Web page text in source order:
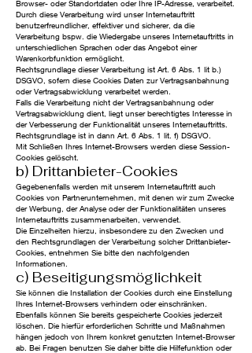
Browser- oder Standortdaten oder Ihre IP-Adresse, verarbeitet.
Durch diese Verarbeitung wird unser Internetauftritt
benutzerfreundlicher, effektiver und sicherer, da die
Verarbeitung bspw. die Wiedergabe unseres Internetauftritts in
unterschiedlichen Sprachen oder das Angebot einer
Warenkorbfunktion ermöglicht.
Rechtsgrundlage dieser Verarbeitung ist Art. 6 Abs. 1 lit b.)
DSGVO, sofern diese Cookies Daten zur Vertragsanbahnung
oder Vertragsabwicklung verarbeitet werden.
Falls die Verarbeitung nicht der Vertragsanbahnung oder
Vertragsabwicklung dient, liegt unser berechtigtes Interesse in
der Verbesserung der Funktionalität unseres Internetauftritts.
Rechtsgrundlage ist in dann Art. 6 Abs. 1 lit. f) DSGVO.
Mit Schließen Ihres Internet-Browsers werden diese Session-
Cookies gelöscht.
b) Drittanbieter-Cookies
Gegebenenfalls werden mit unserem Internetauftritt auch
Cookies von Partnerunternehmen, mit denen wir zum Zwecke
der Werbung, der Analyse oder der Funktionalitäten unseres
Internetauftritts zusammenarbeiten, verwendet.
Die Einzelheiten hierzu, insbesondere zu den Zwecken und
den Rechtsgrundlagen der Verarbeitung solcher Drittanbieter-
Cookies, entnehmen Sie bitte den nachfolgenden
Informationen.
c) Beseitigungsmöglichkeit
Sie können die Installation der Cookies durch eine Einstellung
Ihres Internet-Browsers verhindern oder einschränken.
Ebenfalls können Sie bereits gespeicherte Cookies jederzeit
löschen. Die hierfür erforderlichen Schritte und Maßnahmen
hängen jedoch von Ihrem konkret genutzten Internet-Browser
ab. Bei Fragen benutzen Sie daher bitte die Hilfefunktion oder